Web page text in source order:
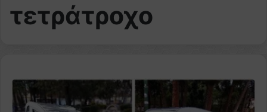
τετράτροχο